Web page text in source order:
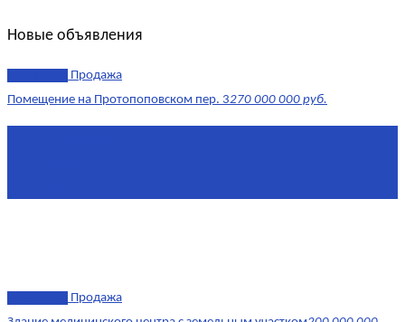
Новые объявления
Продажа
Помещение на Протопоповском пер. 3270 000 000 руб.
Продажа